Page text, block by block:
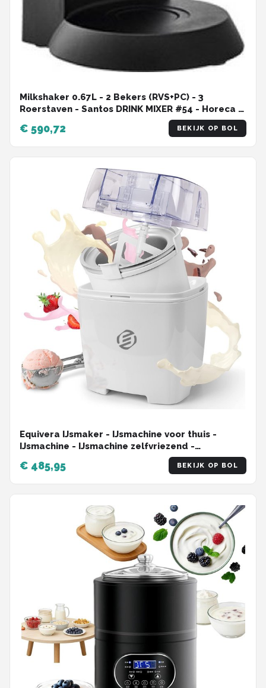
Milkshaker 0.67L - 2 Bekers (RVS+PC) - 3
Roerstaven - Santos DRINK MIXER #54 - Horeca &
€ 590,72 BEKIJK OP BOL
Equivera IJsmaker - IJsmachine voor thuis -
IJsmachine - IJsmachine zelfvriezend -
IJsmachine zelf vriezend - IJs machine -
Zelfvriezende ijsmachine - Zelfvriezende
ijsmachine voor thuis!
€ 485,95 BEKIJK OP BOL